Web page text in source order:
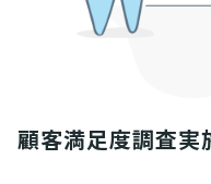
顧客満足度調査実